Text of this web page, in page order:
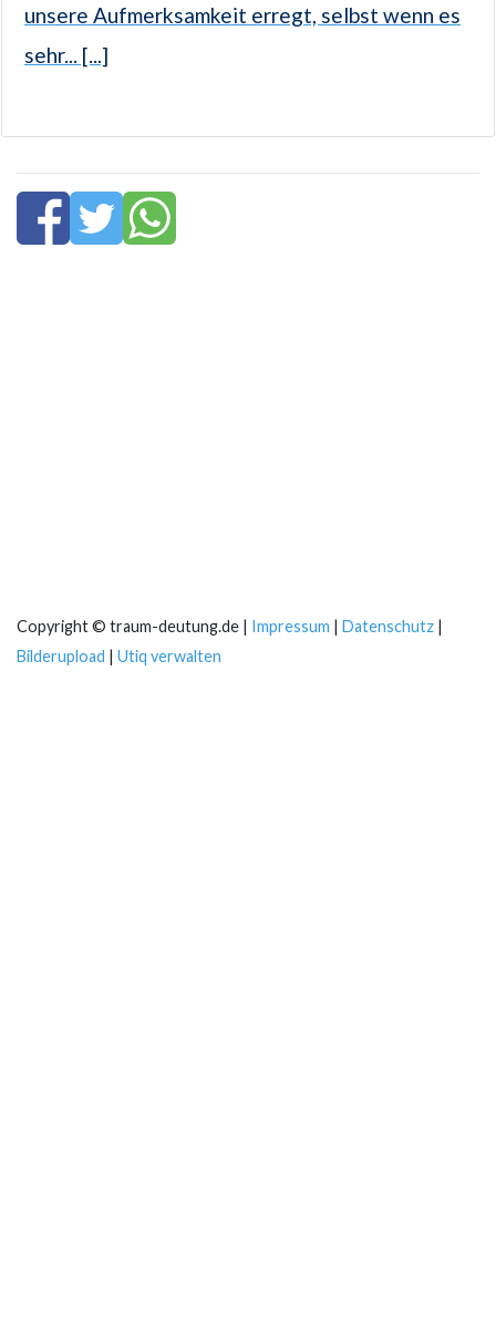
unsere Aufmerksamkeit erregt, selbst wenn es
sehr... [...]
Copyright © traum-deutung.de | Impressum | Datenschutz |
Bilderupload | Utiq verwalten